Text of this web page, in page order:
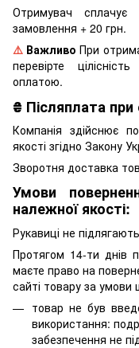
Отримувач
замовлення + 20 грн.
⚠️ Важливо При
перевірте
оплатою.
₴ Післяплата
Компанія здійснює
якості згідно Закону
Зворотня доставка
Умови
належної якості:
Рукавиці не
Протягом 14-ти днів
маєте право на
сайті товару за умови
товар не був
використання:
забезпечення не